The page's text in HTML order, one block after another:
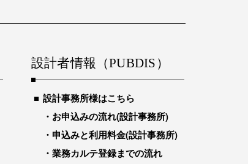
設計者情報（PUBDIS）
設計事務所様はこちら
お申込みの流れ(設計事務所)
申込みと利用料金(設計事務所)
業務カルテ登録までの流れ